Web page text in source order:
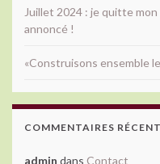
Juillet 2024 : je quitte mon
annoncé !
«Construisons ensemble
COMMENTAIRES
admin dans Contact